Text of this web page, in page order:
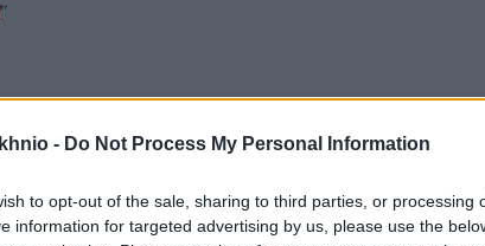
- Do Not Process My Personal Information
to opt-out of the sale, sharing to third parties, or processing
information for targeted advertising by us, please use the
”